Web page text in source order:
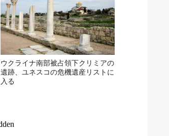
ウクライナ南部被占領下クリミアの
遺跡、ユネスコの危機遺産リストに
入る